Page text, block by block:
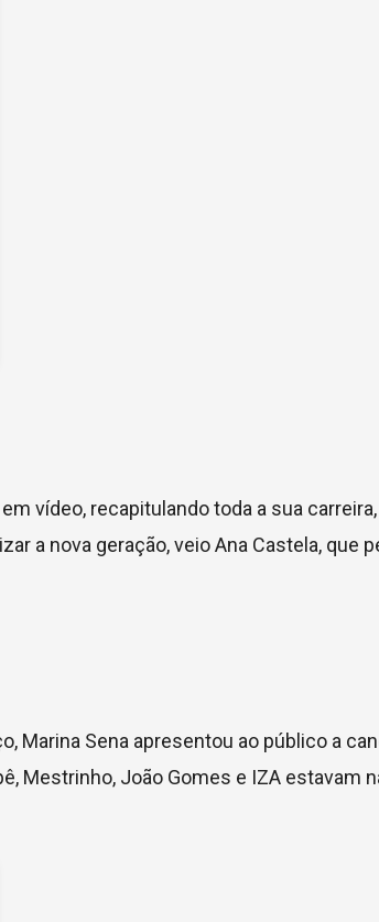
vídeo, recapitulando toda a sua carreira,
a nova geração, veio Ana Castela, que
Marina Sena apresentou ao público a
Mestrinho, João Gomes e IZA estavam